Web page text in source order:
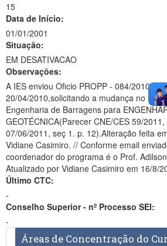
15
Data de Início:
01/01/2001
Situação:
EM DESATIVACAO
Observações:
A IES enviou Oficio PROPP - 084/2010,
20/04/2010,solicitando a mudança no
Engenharia de Barragens para
GEOTÉCNICA(Parecer CNE/CES 59/
07/06/2011, seç 1. p. 12).Alteração feita
Vidiane Casimiro. // Conforme email
coordenador do programa é o Prof.
Atualizado por Vidiane Casimiro em 16/8/
Último CTC:
-
Conselho Superior - nº Processo SEI:
-
Áreas de Concentração do